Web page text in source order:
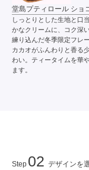
堂島プティロール ショ
しっとりとした生地と口
かなクリームに、コク深
練り込んだ冬季限定フレー
カカオがふんわりと香る
わい。ティータイムを華
ます。
Step 02 デザインを